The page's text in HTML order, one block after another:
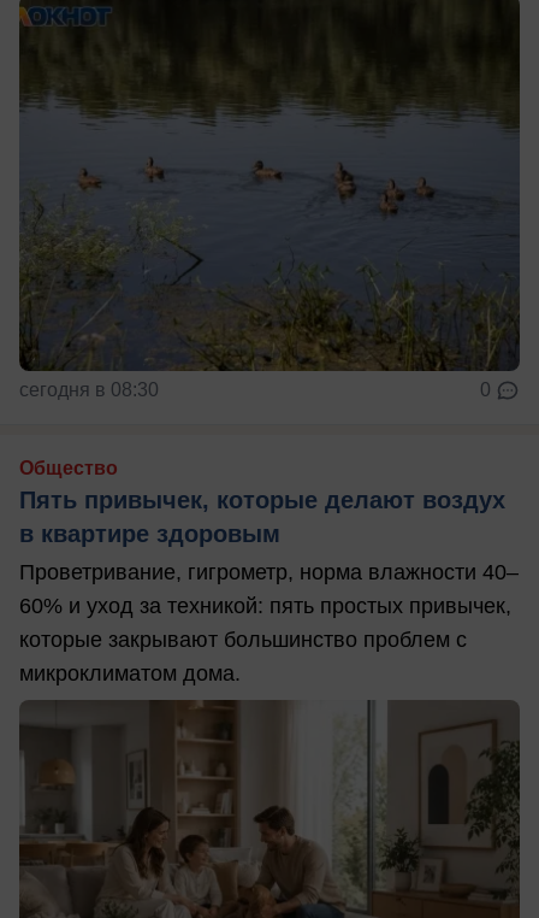
сегодня в 08:30 0
Общество
Пять привычек, которые делают воздух
в квартире здоровым
Проветривание, гигрометр, норма влажности 40–
60% и уход за техникой: пять простых привычек,
которые закрывают большинство проблем с
микроклиматом дома.